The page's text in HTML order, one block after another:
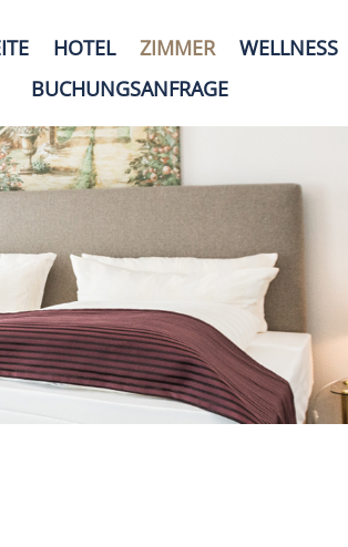
HOTEL ZIMMER
WELLNESS
BUCHUNGSANFRAGE